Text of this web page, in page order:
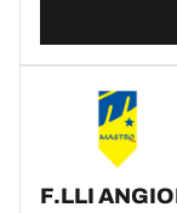
F.LLI